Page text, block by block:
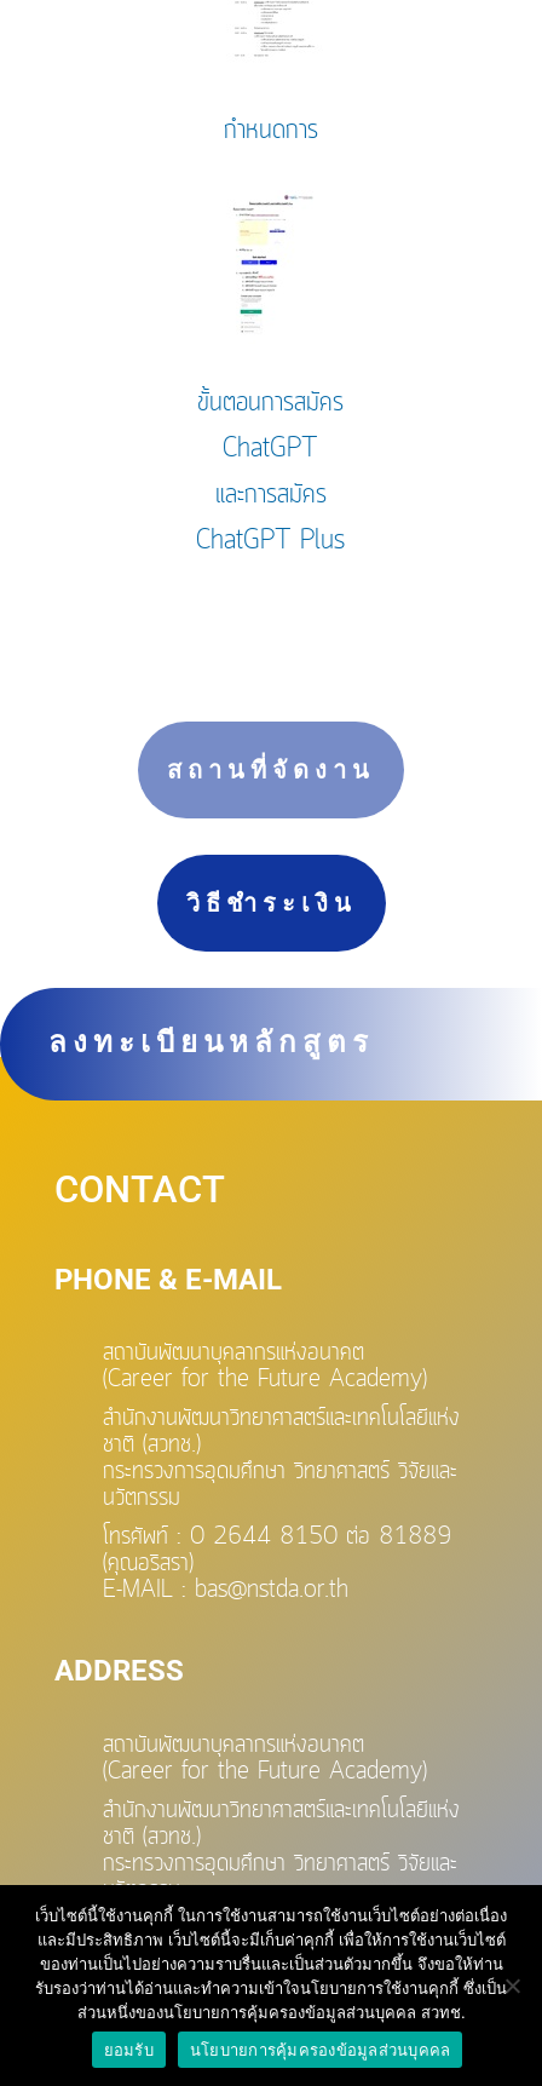
กำหนดการ
ขั้นตอนการสมัคร
ChatGPT
และการสมัคร
ChatGPT Plus
สถานที่จัดงาน
วิธีชำระเงิน
ลงทะเบียนหลักสูตร
CONTACT
PHONE & E-MAIL
สถาบันพัฒนาบุคลากรแห่งอนาคต
(Career for the Future Academy)
สำนักงานพัฒนาวิทยาศาสตร์และเทคโนโลยีแห่ง
ชาติ (สวทช.)
กระทรวงการอุดมศึกษา วิทยาศาสตร์ วิจัยและ
นวัตกรรม
โทรศัพท์ : 0 2644 8150 ต่อ 81889
(คุณอริสรา)
E-MAIL : bas@nstda.or.th
ADDRESS
สถาบันพัฒนาบุคลากรแห่งอนาคต
(Career for the Future Academy)
สำนักงานพัฒนาวิทยาศาสตร์และเทคโนโลยีแห่ง
ชาติ (สวทช.)
กระทรวงการอุดมศึกษา วิทยาศาสตร์ วิจัยและ
นวัตกรรม
73/1 อาคารสำนักงานพัฒนาวิทยาศาสตร์และ
เทคโนโลยีแห่งชาติ (สวทช.)
ชั้น 6 ถนนพระรามที่ 6 แขวงทุ่งพญาไท
เขตราชเทวี กรุงเทพฯ 10400
เว็บไซต์นี้ใช้งานคุกกี้ ในการใช้งานสามารถใช้งานเว็บไซต์อย่างต่อเนื่อง
และมีประสิทธิภาพ เว็บไซต์นี้จะมีเก็บค่าคุกกี้ เพื่อให้การใช้งานเว็บไซต์
ของท่านเป็นไปอย่างความราบรื่นและเป็นส่วนตัวมากขึ้น จึงขอให้ท่าน
รับรองว่าท่านได้อ่านและทำความเข้าใจนโยบายการใช้งานคุกกี้ ซึ่งเป็น
ส่วนหนึ่งของนโยบายการคุ้มครองข้อมูลส่วนบุคคล สวทช.
ยอมรับ
นโยบายการคุ้มครองข้อมูลส่วนบุคคล